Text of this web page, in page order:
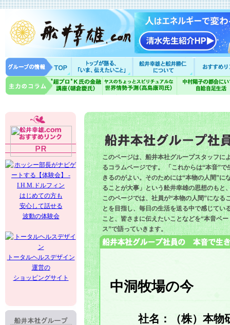
はじめての方も
安心して話せる
波動の体験会
トータルヘルスデザイン
運営の
ショッピングサイト
このページは、船井本社グループスタッフに
るコラムページです。 「これからは“本音”で
きるのがよい。そのためには“本物の人間”に
ることが大事」という舩井幸雄の思想のもと
このページでは、社員が“本物の人間”になる
とを目指し、毎日の生活を送る中で感じてい
こと、皆さまに伝えたいことなどを“本音ベー
ス”で語っていきます。
中洞牧場の今
社名：（株）本